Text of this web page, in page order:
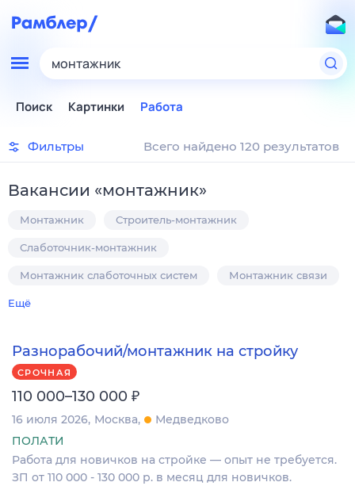
монтажник
Поиск Картинки Работа
Фильтры Всего найдено 120 результатов
Вакансии «монтажник»
Монтажник Строитель-монтажник
Слаботочник-монтажник
Монтажник слаботочных систем Монтажник связи
Ещё
Разнорабочий/монтажник на стройку
СРОЧНАЯ
110 000–130 000 ₽
16 июля 2026 Москва
Медведково
ПОЛАТИ
Работа для новичков на стройке — опыт не требуется.
ЗП от 110 000 - 130 000 р. в месяц для новичков.